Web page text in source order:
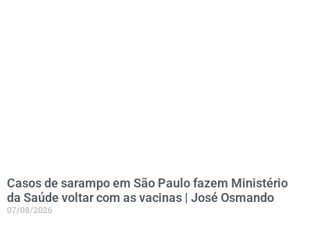
Casos de sarampo em São Paulo fazem Ministério
da Saúde voltar com as vacinas | José Osmando
07/08/2026